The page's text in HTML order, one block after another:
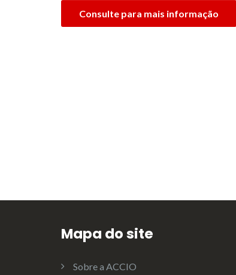
Consulte para mais informação
Mapa do site
Sobre a ACCIO